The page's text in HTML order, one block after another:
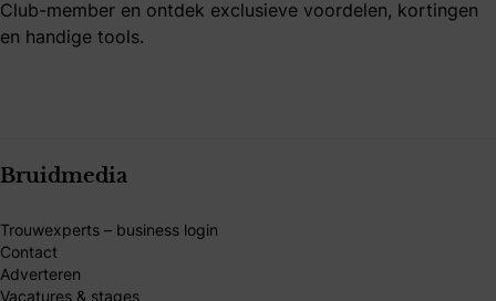
Club-member en ontdek exclusieve voordelen, kortingen
en handige tools.
Bruidmedia
Trouwexperts – business login
Contact
Adverteren
Vacatures & stages